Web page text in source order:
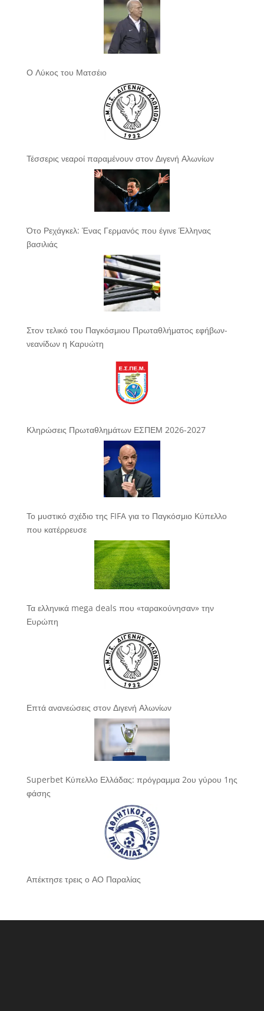
Ο Λύκος του Ματσέιο
Τέσσερις νεαροί παραμένουν στον Διγενή Αλωνίων
Ότο Ρεχάγκελ: Ένας Γερμανός που έγινε Έλληνας
βασιλιάς
Στον τελικό του Παγκόσμιου Πρωταθλήματος εφήβων-
νεανίδων η Καρυώτη
Κληρώσεις Πρωταθλημάτων ΕΣΠΕΜ 2026-2027
Το μυστικό σχέδιο της FIFA για το Παγκόσμιο Κύπελλο
που κατέρρευσε
Τα ελληνικά mega deals που «ταρακούνησαν» την
Ευρώπη
Επτά ανανεώσεις στον Διγενή Αλωνίων
Superbet Κύπελλο Ελλάδας: πρόγραμμα 2ου γύρου 1ης
φάσης
Απέκτησε τρεις ο ΑΟ Παραλίας